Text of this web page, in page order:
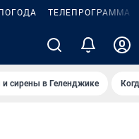
ПОГОДА ТЕЛЕПРОГРАММА
и сирены в Геленджике